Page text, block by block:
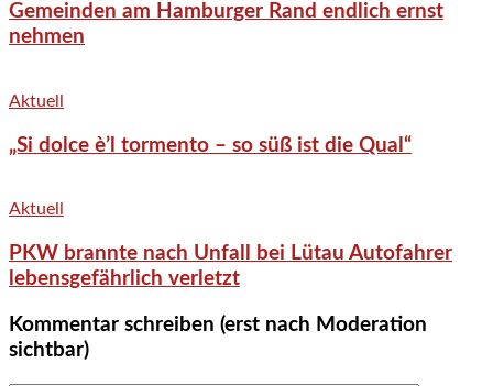
Gemeinden am Hamburger Rand endlich ernst
nehmen
Aktuell
„Si dolce è’l tormento – so süß ist die Qual“
Aktuell
PKW brannte nach Unfall bei Lütau Autofahrer
lebensgefährlich verletzt
Kommentar schreiben (erst nach Moderation
sichtbar)